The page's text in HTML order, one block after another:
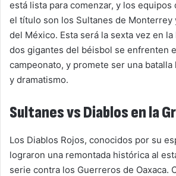
está lista para comenzar, y los equipos
el título son los Sultanes de Monterrey
del México. Esta será la sexta vez en
dos gigantes del béisbol se enfrenten
campeonato, y promete ser una
y dramatismo.
Sultanes vs Diablos en la
Los Diablos Rojos, conocidos por su
lograron una remontada histórica al
serie contra los Guerreros de Oaxaca.